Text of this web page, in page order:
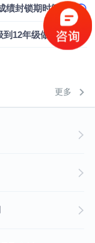
2026 UCAS Embargo是什么？英国本科成绩封锁期时间、影响及应对指南
国际高中学生如何规划竞赛项目？从9年级到12年级做好本科申请布局
更多